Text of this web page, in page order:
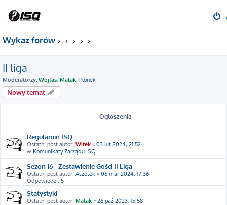
Wykaz forów
II liga
Moderatorzy: Wojtas, Malak, Plonek
Nowy temat
Ogłoszenia
Regulamin ISQ
Ostatni post autor: Witek « 03 lut 2024, 21:52
w Komunikaty Zarządu ISQ
Sezon 16 - Zestawienie Gości II Liga
Ostatni post autor: Aszotek « 06 mar 2024, 17:36
Odpowiedzi: 5
Statystyki
Ostatni post autor: Malak « 26 paź 2023, 15:58